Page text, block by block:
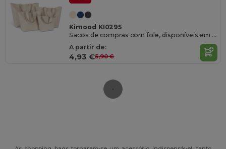
Kimood KI0295
Sacos de compras com fole, disponíveis em vários tamanhos
A partir de:
4,93 €5,90 €